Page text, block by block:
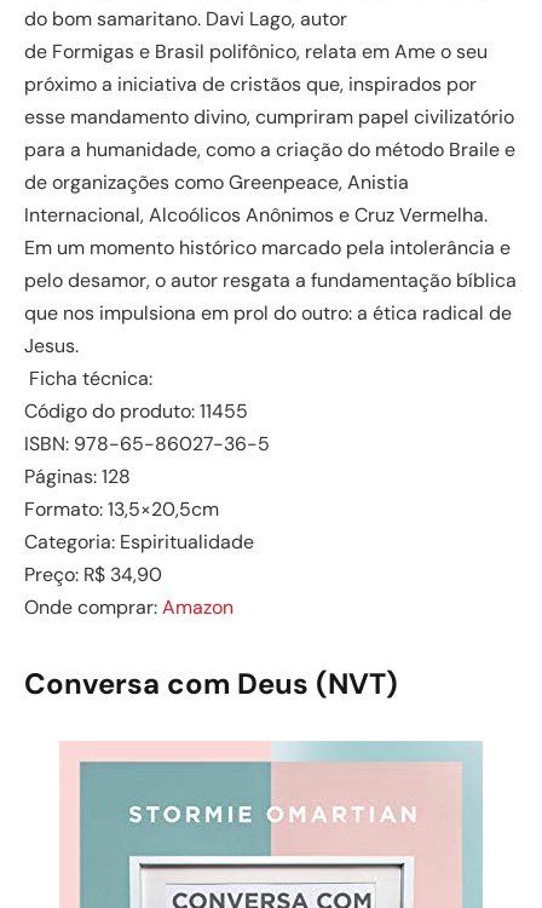
do bom samaritano. Davi Lago, autor
de Formigas e Brasil polifônico, relata em Ame o seu
próximo a iniciativa de cristãos que, inspirados por
esse mandamento divino, cumpriram papel civilizatório
para a humanidade, como a criação do método Braile e
de organizações como Greenpeace, Anistia
Internacional, Alcoólicos Anônimos e Cruz Vermelha.
Em um momento histórico marcado pela intolerância e
pelo desamor, o autor resgata a fundamentação bíblica
que nos impulsiona em prol do outro: a ética radical de
Jesus.
Ficha técnica:
Código do produto: 11455
ISBN: 978-65-86027-36-5
Páginas: 128
Formato: 13,5×20,5cm
Categoria: Espiritualidade
Preço: R$ 34,90
Onde comprar:Amazon
Conversa com Deus (NVT)